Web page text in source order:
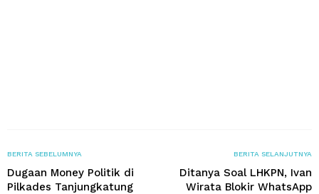
BERITA SEBELUMNYA
Dugaan Money Politik di
Pilkades Tanjungkatung
BERITA SELANJUTNYA
Ditanya Soal LHKPN, Ivan
Wirata Blokir WhatsApp